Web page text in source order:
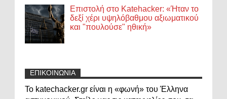
Επιστολή στο Katehacker: «Ήταν το
δεξί χέρι υψηλόβαθμου αξιωματικού
και "πουλούσε" ηθική»
ΕΠΙΚΟΙΝΩΝΙΑ
Το katechacker.gr είναι η «φωνή» του Έλληνα